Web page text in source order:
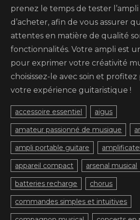
prenez le temps de tester
d’acheter, afin de vous assurer
attentes en matière de qualité
fonctionnalités. Votre ampli est
pour exprimer votre créativité
choisissez-le avec soin et
votre expérience guitaristique !
accessoire essentiel aigus
amateur passionné de musique
ampli portable guitare
appareil compact arsenal musical
batteries recharge chorus
commandes simples et intuitives